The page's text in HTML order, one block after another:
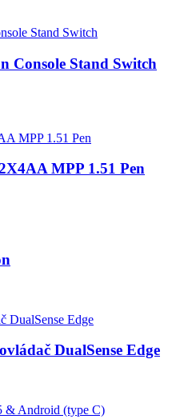
Stand Switch
MPP 1.51 Pen
DualSense Edge